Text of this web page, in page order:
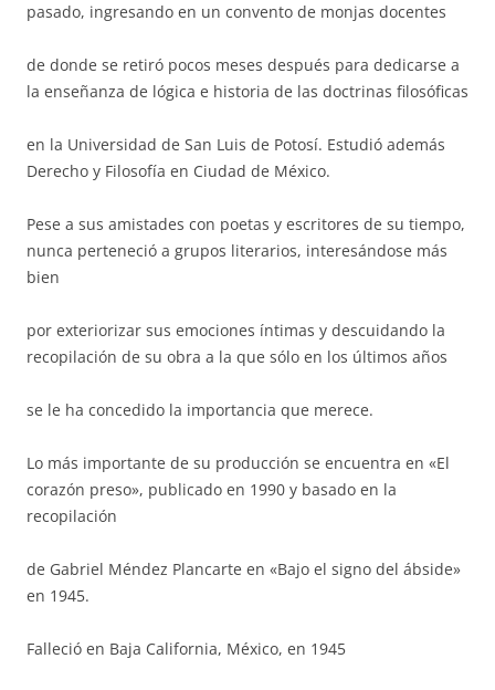
pasado, ingresando en un convento de monjas docentes
de donde se retiró pocos meses después para dedicarse a
la enseñanza de lógica e historia de las doctrinas filosóficas
en la Universidad de San Luis de Potosí. Estudió además
Derecho y Filosofía en Ciudad de México.
Pese a sus amistades con poetas y escritores de su tiempo,
nunca perteneció a grupos literarios, interesándose más
bien
por exteriorizar sus emociones íntimas y descuidando la
recopilación de su obra a la que sólo en los últimos años
se le ha concedido la importancia que merece.
Lo más importante de su producción se encuentra en «El
corazón preso», publicado en 1990 y basado en la
recopilación
de Gabriel Méndez Plancarte en «Bajo el signo del ábside»
en 1945.
Falleció en Baja California, México, en 1945